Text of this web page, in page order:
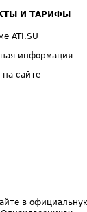
И ТАРИФЫ
ATI.SU
информация
на сайте
в